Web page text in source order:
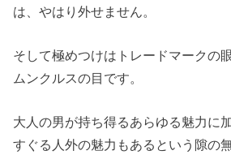
は、やはり外せません。
そして極めつけはトレードマークの
ムンクルスの目です。
大人の男が持ち得るあらゆる魅力に
すぐる人外の魅力もあるという隙の